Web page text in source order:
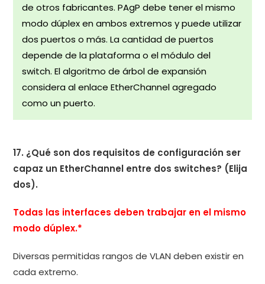
de otros fabricantes. PAgP debe tener el mismo
modo dúplex en ambos extremos y puede utilizar
dos puertos o más. La cantidad de puertos
depende de la plataforma o el módulo del
switch. El algoritmo de árbol de expansión
considera al enlace EtherChannel agregado
como un puerto.
17. ¿Qué son dos requisitos de configuración ser
capaz un EtherChannel entre dos switches? (Elija
dos).
Todas las interfaces deben trabajar en el mismo
modo dúplex.*
Diversas permitidas rangos de VLAN deben existir en
cada extremo.